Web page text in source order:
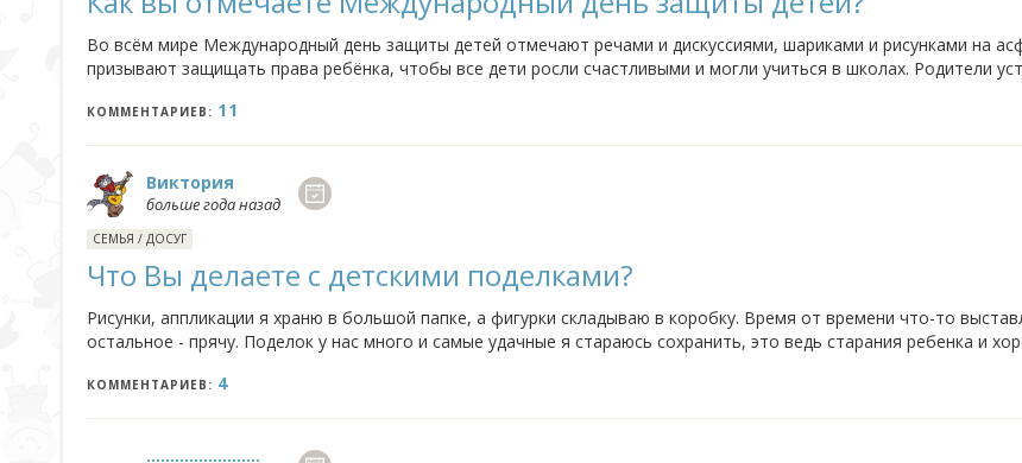
Во всём мире Международный день защиты детей отмечают речами и дискуссиями, шариками и рисунками на
призывают защищать права ребёнка, чтобы все дети росли счастливыми и могли учиться в школах. Родители
КОММЕНТАРИЕВ: 11
Виктория
больше года назад
СЕМЬЯ / ДОСУГ
Что Вы делаете с детскими поделками?
Рисунки, аппликации я храню в большой папке, а фигурки складываю в коробку. Время от времени что-то
остальное - прячу. Поделок у нас много и самые удачные я стараюсь сохранить, это ведь старания ребенка и
КОММЕНТАРИЕВ: 4
........................